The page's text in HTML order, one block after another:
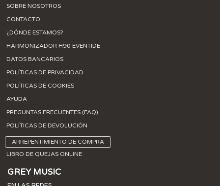
SOBRE NOSOTROS
CONTACTO
¿DÓNDE ESTAMOS?
HARMONIZADOR H90 EVENTIDE
DATOS BANCARIOS
POLÍTICAS DE PRIVACIDAD
POLÍTICAS DE COOKIES
AYUDA
PREGUNTAS FRECUENTES (FAQ)
POLÍTICAS DE DEVOLUCIÓN
ARREPENTIMIENTO DE COMPRA
LIBRO DE QUEJAS ONLINE
GREY MUSIC